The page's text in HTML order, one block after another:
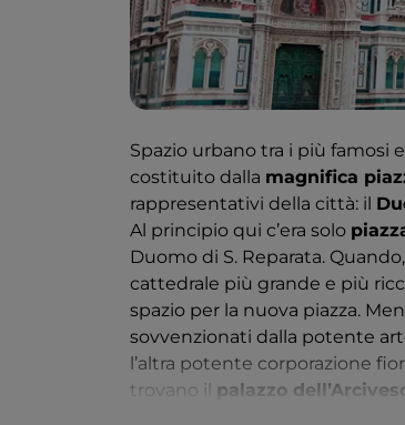
Spazio urbano tra i più famosi
costituito dalla magnifica
rappresentativi della città: il
Al principio qui c’era solo
Duomo di S. Reparata.
cattedrale più grande e più
spazio per la nuova piazza.
sovvenzionati dalla potente
l’altra potente corporazione
trovano il palazzo